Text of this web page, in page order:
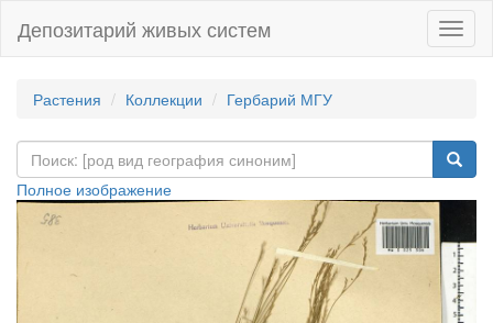
Депозитарий живых систем
Растения Коллекции Гербарий МГУ
Полное изображение